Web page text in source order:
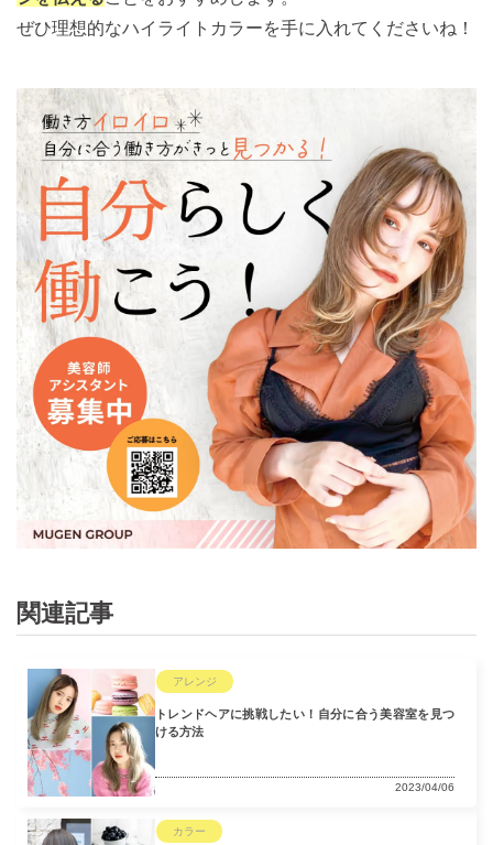
ぜひ理想的なハイライトカラーを手に入れてくださいね！
関連記事
アレンジ
トレンドヘアに挑戦したい！自分に合う美容室を見つ
ける方法
2023/04/06
カラー